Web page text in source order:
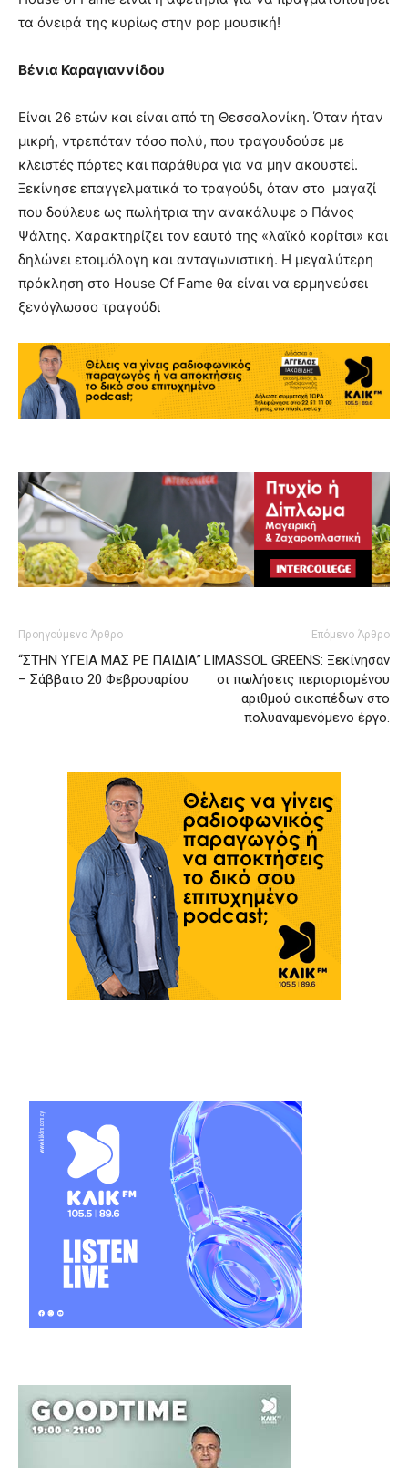
τα όνειρά της κυρίως στην pop μουσική!
Βένια Καραγιαννίδου
Είναι 26 ετών και είναι από τη Θεσσαλονίκη. Όταν ήταν
μικρή, ντρεπόταν τόσο πολύ, που τραγουδούσε με
κλειστές πόρτες και παράθυρα για να μην ακουστεί.
Ξεκίνησε επαγγελματικά το τραγούδι, όταν στο μαγαζί
που δούλευε ως πωλήτρια την ανακάλυψε ο Πάνος
Ψάλτης. Χαρακτηρίζει τον εαυτό της «λαϊκό κορίτσι» και
δηλώνει ετοιμόλογη και ανταγωνιστική. Η μεγαλύτερη
πρόκληση στο House Of Fame θα είναι να ερμηνεύσει
ξενόγλωσσο τραγούδι
Προηγούμενο Άρθρο
“ΣΤΗΝ ΥΓΕΙΑ ΜΑΣ ΡΕ ΠΑΙΔΙΑ”
– Σάββατο 20 Φεβρουαρίου
Επόμενο Άρθρο
LIMASSOL GREENS: Ξεκίνησαν
οι πωλήσεις περιορισμένου
αριθμού οικοπέδων στο
πολυαναμενόμενο έργο.